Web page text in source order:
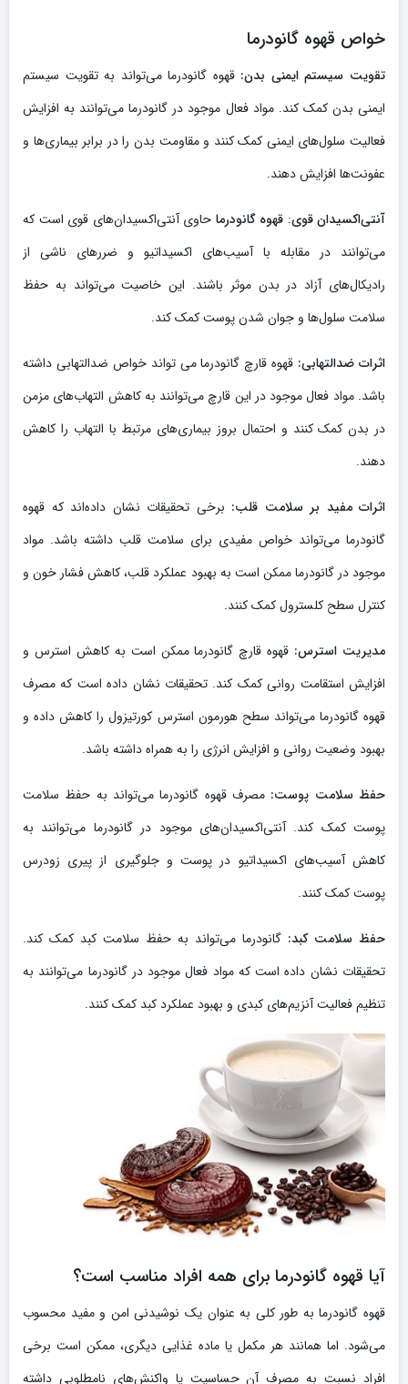
خواص قهوه گانودرما
تقویت سیستم ایمنی بدن: قهوه گانودرما می‌تواند به تقویت سیستم
ایمنی بدن کمک کند. مواد فعال موجود در گانودرما می‌توانند به افزایش
فعالیت سلول‌های ایمنی کمک کنند و مقاومت بدن را در برابر بیماری‌ها و
عفونت‌ها افزایش دهند.
آنتی‌اکسیدان قوی: قهوه گانودرما حاوی آنتی‌اکسیدان‌های قوی است که
می‌توانند در مقابله با آسیب‌های اکسیداتیو و ضررهای ناشی از
رادیکال‌های آزاد در بدن موثر باشند. این خاصیت می‌تواند به حفظ
سلامت سلول‌ها و جوان شدن پوست کمک کند.
اثرات ضدالتهابی: قهوه قارچ گانودرما می تواند خواص ضدالتهابی داشته
باشد. مواد فعال موجود در این قارچ می‌توانند به کاهش التهاب‌های مزمن
در بدن کمک کنند و احتمال بروز بیماری‌های مرتبط با التهاب را کاهش
دهند.
اثرات مفید بر سلامت قلب: برخی تحقیقات نشان داده‌اند که قهوه
گانودرما می‌تواند خواص مفیدی برای سلامت قلب داشته باشد. مواد
موجود در گانودرما ممکن است به بهبود عملکرد قلب، کاهش فشار خون و
کنترل سطح کلسترول کمک کنند.
مدیریت استرس: قهوه قارچ گانودرما ممکن است به کاهش استرس و
افزایش استقامت روانی کمک کند. تحقیقات نشان داده است که مصرف
قهوه گانودرما می‌تواند سطح هورمون استرس کورتیزول را کاهش داده و
بهبود وضعیت روانی و افزایش انرژی را به همراه داشته باشد.
حفظ سلامت پوست: مصرف قهوه گانودرما می‌تواند به حفظ سلامت
پوست کمک کند. آنتی‌اکسیدان‌های موجود در گانودرما می‌توانند به
کاهش آسیب‌های اکسیداتیو در پوست و جلوگیری از پیری زودرس
پوست کمک کنند.
حفظ سلامت کبد: گانودرما می‌تواند به حفظ سلامت کبد کمک کند.
تحقیقات نشان داده است که مواد فعال موجود در گانودرما می‌توانند به
تنظیم فعالیت آنزیم‌های کبدی و بهبود عملکرد کبد کمک کنند.
آیا قهوه گانودرما برای همه افراد مناسب است؟
قهوه گانودرما به طور کلی به عنوان یک نوشیدنی امن و مفید محسوب
می‌شود. اما همانند هر مکمل یا ماده غذایی دیگری، ممکن است برخی
افراد نسبت به مصرف آن حساسیت یا واکنش‌های نامطلوبی داشته